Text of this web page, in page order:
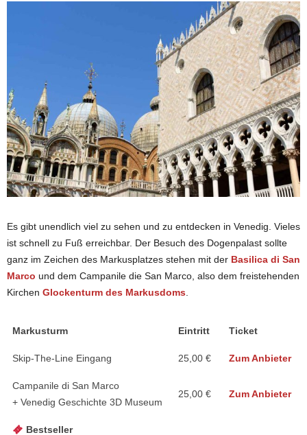
Es gibt unendlich viel zu sehen und zu entdecken in Venedig. Vieles
ist schnell zu Fuß erreichbar. Der Besuch des Dogenpalast sollte
ganz im Zeichen des Markusplatzes stehen mit der Basilica di San
Marco und dem Campanile die San Marco, also dem freistehenden
Kirchen Glockenturm des Markusdoms.
Markusturm Eintritt Ticket
Skip-The-Line Eingang 25,00 € Zum Anbieter
Campanile di San Marco
+ Venedig Geschichte 3D Museum
25,00 € Zum Anbieter
Bestseller